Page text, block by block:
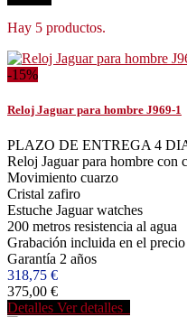
Hay 5 productos.
-15%
Reloj Jaguar para hombre J969-1
PLAZO DE ENTREGA 4
Reloj Jaguar para hombre con
Movimiento cuarzo
Cristal zafiro
Estuche Jaguar watches
200 metros resistencia al agua
Grabación incluida en el precio
Garantía 2 años
318,75 €
375,00 €
Detalles Ver detalles